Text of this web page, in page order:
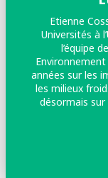
Etienne
Universités à
l’équipe
années sur les
les milieux
désormais sur
qui y sont